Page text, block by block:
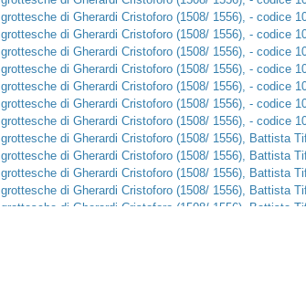
grottesche di Gherardi Cristoforo (1508/ 1556), - codice
grottesche di Gherardi Cristoforo (1508/ 1556), - codice
grottesche di Gherardi Cristoforo (1508/ 1556), - codice
grottesche di Gherardi Cristoforo (1508/ 1556), - codice
grottesche di Gherardi Cristoforo (1508/ 1556), - codice
grottesche di Gherardi Cristoforo (1508/ 1556), - codice
grottesche di Gherardi Cristoforo (1508/ 1556), - codice
grottesche di Gherardi Cristoforo (1508/ 1556), Battista
grottesche di Gherardi Cristoforo (1508/ 1556), Battista
grottesche di Gherardi Cristoforo (1508/ 1556), Battista
grottesche di Gherardi Cristoforo (1508/ 1556), Battista
grottesche di Gherardi Cristoforo (1508/ 1556), Battista